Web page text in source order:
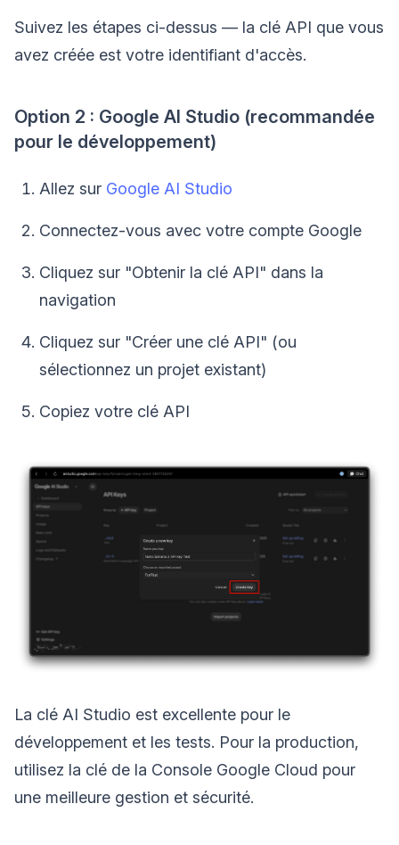
Suivez les étapes ci-dessus — la clé API que vous
avez créée est votre identifiant d'accès.
Option 2 : Google AI Studio (recommandée
pour le développement)
Allez sur Google AI Studio
Connectez-vous avec votre compte Google
Cliquez sur "Obtenir la clé API" dans la
navigation
Cliquez sur "Créer une clé API" (ou
sélectionnez un projet existant)
Copiez votre clé API
La clé AI Studio est excellente pour le
développement et les tests. Pour la production,
utilisez la clé de la Console Google Cloud pour
une meilleure gestion et sécurité.